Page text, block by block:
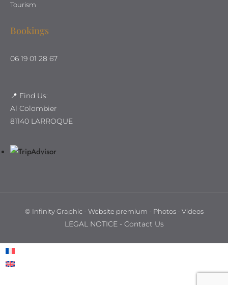
Tourism
Bookings
06 19 01 28 67
📍 Find Us:
Al Colombier
81140 LARROQUE
© Infinity Graphic - Website premium - Photos - Videos
LEGAL NOTICE- Contact Us